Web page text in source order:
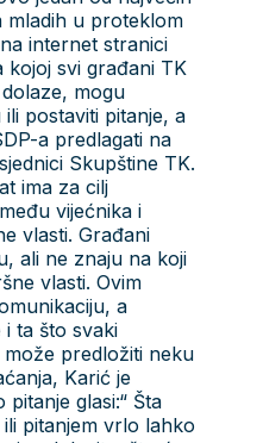
mladih u proteklom
internet stranici
kojoj svi građani TK
mogu
postaviti pitanje, a
a predlagati na
Skupštine TK.
ima za cilj
vijećnika i
vlasti. Građani
ali ne znaju na koji
vlasti. Ovim
a
ta što svaki
predložiti neku
Karić je
glasi:“ Šta
pitanjem vrlo lahko